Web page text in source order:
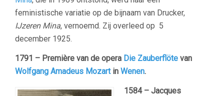
feministische variatie op de bijnaam van Drucker,
IJzeren Mina, vernoemd. Zij overleed op 5
december 1925.
1791 – Première van de opera Die Zauberflöte van
Wolfgang Amadeus Mozartin Wenen.
1584 – Jacques